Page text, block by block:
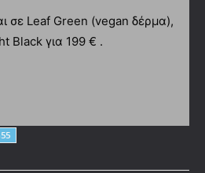
σε Leaf Green (vegan δέρμα),
Black για 199 € .